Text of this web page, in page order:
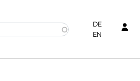
DE
EN